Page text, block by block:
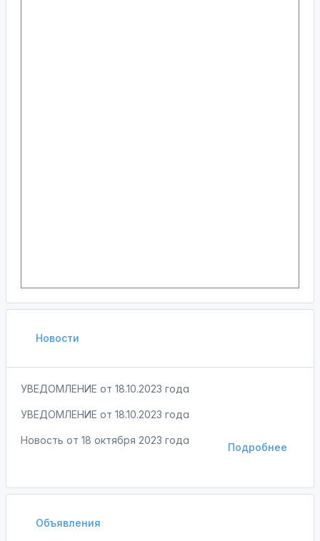
Новости
УВЕДОМЛЕНИЕ от 18.10.2023 года
УВЕДОМЛЕНИЕ от 18.10.2023 года
Подробнее
Новость от 18 октября 2023 года
Объявления